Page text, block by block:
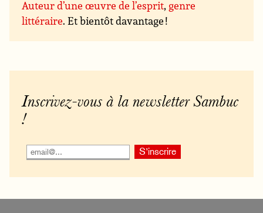
Auteur d’une œuvre de l’esprit, genre
littéraire. Et bientôt davantage !
Inscrivez-vous à la newsletter Sambuc
!